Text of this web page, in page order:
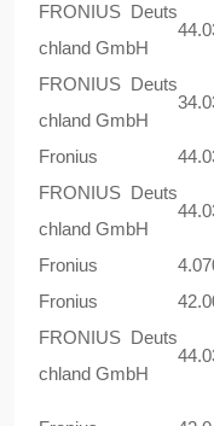
FRONIUS Deuts
chland GmbH
FRONIUS Deuts
chland GmbH
Fronius
FRONIUS Deuts
chland GmbH
Fronius
Fronius
FRONIUS Deuts
chland GmbH